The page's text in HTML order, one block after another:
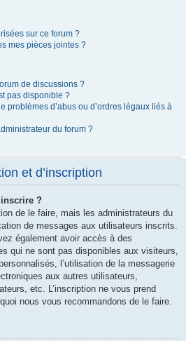
sur ce forum ?
mes pièces jointes ?
de discussions ?
pas disponible ?
problèmes d’abus ou d’ordres légaux liés à
du forum ?
et d’inscription
?
de le faire, mais les administrateurs du
de messages aux utilisateurs inscrits.
également avoir accès à des
qui ne sont pas disponibles aux visiteurs,
l’utilisation de la messagerie
aux autres utilisateurs,
etc. L’inscription ne vous prend
nous vous recommandons de le faire.